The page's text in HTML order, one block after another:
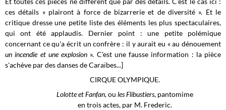
ces détails « plairont à force de bizarrerie et de diversité ». Et le
critique dresse une petite liste des éléments les plus spectaculaires,
qui ont été applaudis. Dernier point : une petite polémique
concernant ce qu'a écrit un confrère : il y aurait eu « au dénouement
un incendie et une explosion ». C'est une fausse information : la pièce
s'achève par des danses de Caraïbes...]
CIRQUE OLYMPIQUE.
Lolotte et Fanfan, ou les Flibustiers, pantomime
en trois actes, par M. Frederic.